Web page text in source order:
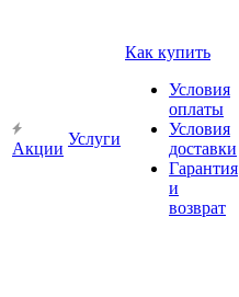
Акции
Услуги
Как купить
Условия
оплаты
Условия
доставки
Гарантия
и
возврат